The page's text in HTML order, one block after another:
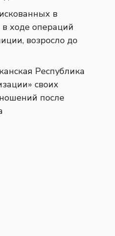
в
ходе операций
возросло до
Республика
своих
после